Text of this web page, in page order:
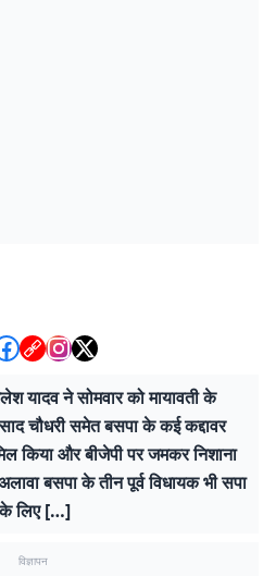
यादव ने सोमवार को मायावती के
चौधरी समेत बसपा के कई कद्दावर
किया और बीजेपी पर जमकर निशाना
बसपा के तीन पूर्व विधायक भी सपा
के लिए […]
विज्ञापन